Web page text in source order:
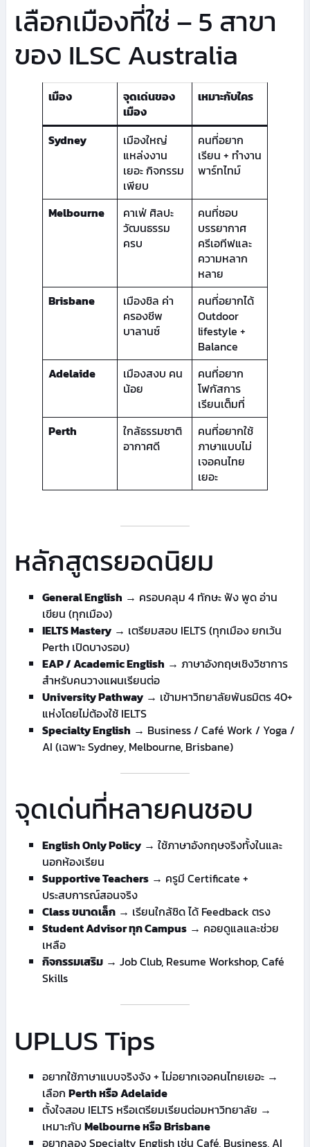
เลือกเมืองที่ใช่ – 5 สาขา
ของ ILSC Australia
เมือง
จุดเด่นของ
เมือง
เหมาะกับใคร
Sydney
เมืองใหญ่
แหล่งงาน
เยอะ กิจกรรม
เพียบ
คนที่อยาก
เรียน + ทำงาน
พาร์ทไทม์
Melbourne
คาเฟ่ ศิลปะ
วัฒนธรรม
ครบ
คนที่ชอบ
บรรยากาศ
ครีเอทีฟและ
ความหลาก
หลาย
Brisbane
เมืองชิล ค่า
ครองชีพ
บาลานซ์
คนที่อยากได้
Outdoor
lifestyle +
Balance
Adelaide
เมืองสงบ คน
น้อย
คนที่อยาก
โฟกัสการ
เรียนเต็มที่
Perth
ใกล้ธรรมชาติ
อากาศดี
คนที่อยากใช้
ภาษาแบบไม่
เจอคนไทย
เยอะ
หลักสูตรยอดนิยม
General English → ครอบคลุม 4 ทักษะ ฟัง พูด อ่าน
เขียน (ทุกเมือง)
IELTS Mastery→ เตรียมสอบ IELTS (ทุกเมือง ยกเว้น
Perth เปิดบางรอบ)
EAP / Academic English → ภาษาอังกฤษเชิงวิชาการ
สำหรับคนวางแผนเรียนต่อ
University Pathway→ เข้ามหาวิทยาลัยพันธมิตร 40+
แห่งโดยไม่ต้องใช้ IELTS
Specialty English → Business / Café Work / Yoga /
AI (เฉพาะ Sydney, Melbourne, Brisbane)
จุดเด่นที่หลายคนชอบ
English Only Policy→ ใช้ภาษาอังกฤษจริงทั้งในและ
นอกห้องเรียน
Supportive Teachers→ ครูมี Certificate +
ประสบการณ์สอนจริง
Class ขนาดเล็ก→ เรียนใกล้ชิด ได้ Feedback ตรง
Student Advisor ทุก Campus→ คอยดูแลและช่วย
เหลือ
กิจกรรมเสริม→ Job Club, Resume Workshop, Café
Skills
UPLUS Tips
อยากใช้ภาษาแบบจริงจัง + ไม่อยากเจอคนไทยเยอะ →
เลือก Perth หรือ Adelaide
ตั้งใจสอบ IELTS หรือเตรียมเรียนต่อมหาวิทยาลัย →
เหมาะกับ Melbourne หรือ Brisbane
อยากลอง Specialty English เช่น Café, Business, AI